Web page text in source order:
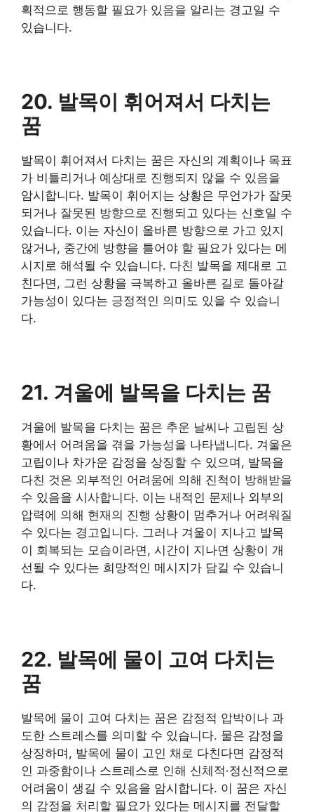
획적으로 행동할 필요가 있음을 알리는 경고일 수
있습니다.
20. 발목이 휘어져서 다치는
꿈
발목이 휘어져서 다치는 꿈은 자신의 계획이나 목표
가 비틀리거나 예상대로 진행되지 않을 수 있음을
암시합니다. 발목이 휘어지는 상황은 무언가가 잘못
되거나 잘못된 방향으로 진행되고 있다는 신호일 수
있습니다. 이는 자신이 올바른 방향으로 가고 있지
않거나, 중간에 방향을 틀어야 할 필요가 있다는 메
시지로 해석될 수 있습니다. 다친 발목을 제대로 고
친다면, 그런 상황을 극복하고 올바른 길로 돌아갈
가능성이 있다는 긍정적인 의미도 있을 수 있습니
다.
21. 겨울에 발목을 다치는 꿈
겨울에 발목을 다치는 꿈은 추운 날씨나 고립된 상
황에서 어려움을 겪을 가능성을 나타냅니다. 겨울은
고립이나 차가운 감정을 상징할 수 있으며, 발목을
다친 것은 외부적인 어려움에 의해 진척이 방해받을
수 있음을 시사합니다. 이는 내적인 문제나 외부의
압력에 의해 현재의 진행 상황이 멈추거나 어려워질
수 있다는 경고입니다. 그러나 겨울이 지나고 발목
이 회복되는 모습이라면, 시간이 지나면 상황이 개
선될 수 있다는 희망적인 메시지가 담길 수 있습니
다.
22. 발목에 물이 고여 다치는
꿈
발목에 물이 고여 다치는 꿈은 감정적 압박이나 과
도한 스트레스를 의미할 수 있습니다. 물은 감정을
상징하며, 발목에 물이 고인 채로 다친다면 감정적
인 과중함이나 스트레스로 인해 신체적·정신적으로
어려움이 생길 수 있음을 암시합니다. 이 꿈은 자신
의 감정을 처리할 필요가 있다는 메시지를 전달할